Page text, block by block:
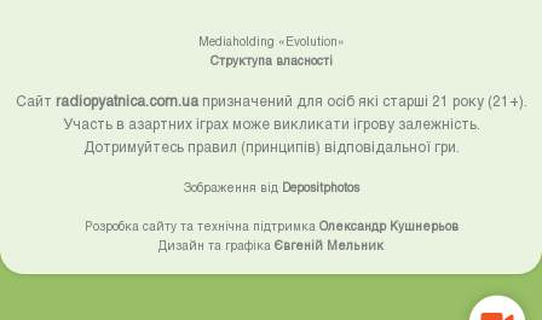
Mediaholding «Evolution»
Структупа власності
Сайт radiopyatnica.com.uaпризначений для осіб які старші 21 року (21+).
Участь в азартних іграх може викликати ігрову залежність.
Дотримуйтесь правил (принципів) відповідальної гри.
Зображення від Depositphotos
Розробка сайту та технічна підтримка Олександр Кушнерьов
Дизайн та графіка Євгеній Мельник